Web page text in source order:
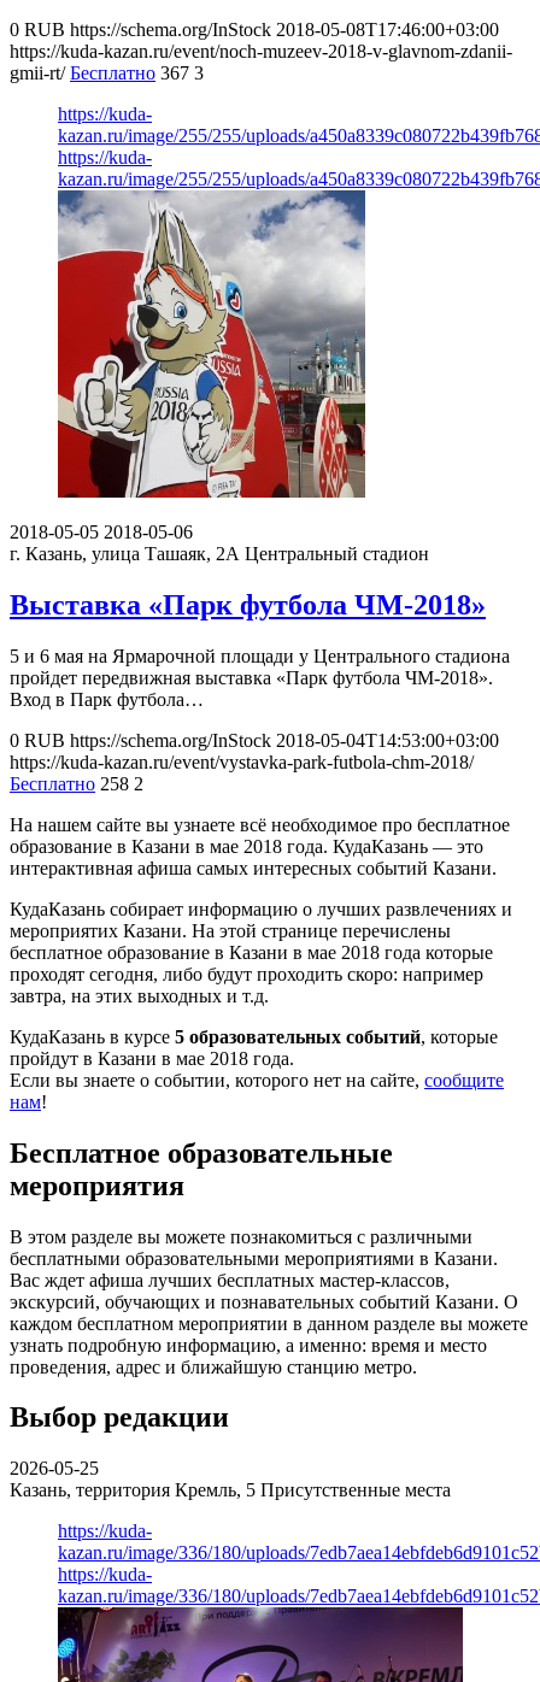
0 RUB https://schema.org/InStock 2018-05-08T17:46:00+03:00
https://kuda-kazan.ru/event/noch-muzeev-2018-v-glavnom-zdanii-
gmii-rt/ Бесплатно 367 3
https://kuda-
kazan.ru/image/255/255/uploads/
https://kuda-
kazan.ru/image/255/255/uploads/
2018-05-05 2018-05-06
г. Казань, улица Ташаяк, 2А Центральный стадион
Выставка «Парк футбола ЧМ-2018»
5 и 6 мая на Ярмарочной площади у Центрального стадиона
пройдет передвижная выставка «Парк футбола ЧМ-2018».
Вход в Парк футбола…
0 RUB https://schema.org/InStock 2018-05-04T14:53:00+03:00
https://kuda-kazan.ru/event/vystavka-park-futbola-chm-2018/
Бесплатно 258 2
На нашем сайте вы узнаете всё необходимое про бесплатное
образование в Казани в мае 2018 года. КудаКазань — это
интерактивная афиша самых интересных событий Казани.
КудаКазань собирает информацию о лучших развлечениях и
мероприятих Казани. На этой странице перечислены
бесплатное образование в Казани в мае 2018 года которые
проходят сегодня, либо будут проходить скоро: например
завтра, на этих выходных и т.д.
КудаКазань в курсе 5 образовательных событий, которые
пройдут в Казани в мае 2018 года.
Если вы знаете о событии, которого нет на сайте, сообщите
нам!
Бесплатное образовательные
мероприятия
В этом разделе вы можете познакомиться с различными
бесплатными образовательными мероприятиями в Казани.
Вас ждет афиша лучших бесплатных мастер-классов,
экскурсий, обучающих и познавательных событий Казани. О
каждом бесплатном мероприятии в данном разделе вы можете
узнать подробную информацию, а именно: время и место
проведения, адрес и ближайшую станцию метро.
Выбор редакции
2026-05-25
Казань, территория Кремль, 5 Присутственные места
https://kuda-
kazan.ru/image/336/180/uploads/
https://kuda-
kazan.ru/image/336/180/uploads/